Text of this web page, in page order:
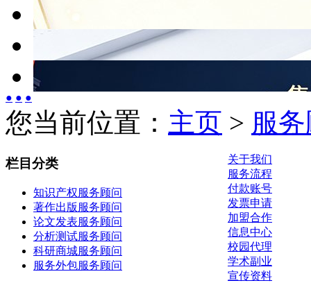
● ● ●
您当前位置： 主页 > 服
栏目分类
知识产权服务顾问
著作出版服务顾问
论文发表服务顾问
分析测试服务顾问
科研商城服务顾问
服务外包服务顾问
关于我们
服务流程
付款账号
发票申请
加盟合作
信息中心
校园代理
学术副业
宣传资料